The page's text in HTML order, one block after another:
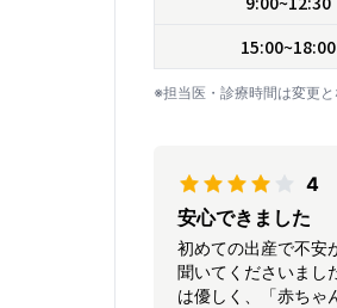
15:00~18:00
※担当医・診療時間は変更
4
安心できました
初めての出産で不安
聞いてくださいまし
は優しく、「赤ちゃ